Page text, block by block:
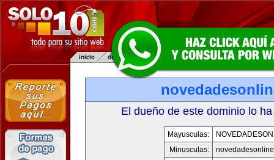
El dueño de este dominio lo
Mayusculas:
Minusculas: